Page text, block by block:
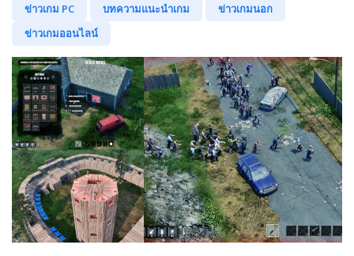
ข่าวเกม PC บทความแนะนำเกม
ข่าวเกมนอก
ข่าวเกมออนไลน์